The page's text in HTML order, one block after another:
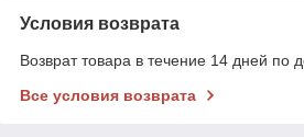
Условия возврата
Возврат товара в течение 14 дней по
Все условия возврата